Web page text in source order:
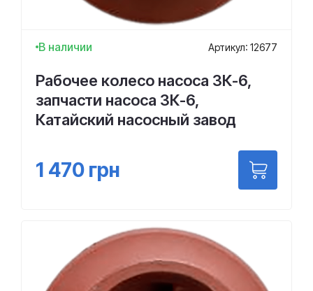
В наличии Артикул: 12677
Рабочее колесо насоса 3К-6,
запчасти насоса 3К-6,
Катайский насосный завод
1 470 грн